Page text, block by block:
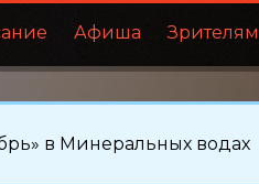
Афиша Зрителям
в Минеральных водах